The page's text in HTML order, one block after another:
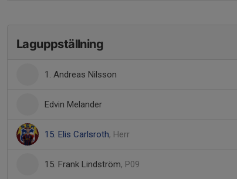
Laguppställning
1. Andreas Nilsson
Edvin Melander
15. Elis Carlsroth, Herr
15. Frank Lindström, P09